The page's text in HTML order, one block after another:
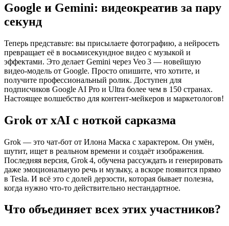
Google и Gemini: видеокреатив за пару
секунд
Теперь представьте: вы присылаете фотографию, а нейросеть
превращает её в восьмисекундное видео с музыкой и
эффектами. Это делает Gemini через Veo 3 — новейшую
видео-модель от Google. Просто опишите, что хотите, и
получите профессиональный ролик. Доступен для
подписчиков Google AI Pro и Ultra более чем в 150 странах.
Настоящее волшебство для контент-мейкеров и маркетологов!
Grok от xAI с ноткой сарказма
Grok — это чат‑бот от Илона Маска с характером. Он умён,
шутит, ищет в реальном времени и создаёт изображения.
Последняя версия, Grok 4, обучена рассуждать и генерировать
даже эмоциональную речь и музыку, а вскоре появится прямо
в Tesla. И всё это с долей дерзости, которая бывает полезна,
когда нужно что-то действительно нестандартное.
Что объединяет всех этих участников?